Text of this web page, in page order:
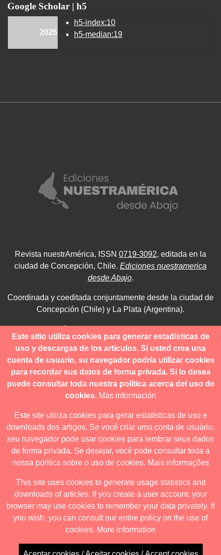
Google Scholar | h5
2025
h5-index:10
h5-median:19
Revista nuestrAmérica, ISSN 0719-3092, editada en la
ciudad de Concepción, Chile. Ediciones nuestramerica
desde Abajo.
Coordinada y coeditada conjuntamente desde la ciudad de
Concepción (Chile) y La Plata (Argentina).
contacto@revistanuestramerica.cl
Toda comunicación respecto a los envíos se deben realizar
a través del OJS.
Revista nuestrAmérica publica exclusivamente bajo una
licencia internacional
Creative Commons Atribución-
NoComercial-CompartirIgual 4.0 .
Revista nuestrAmérica ha acordado usar el visor de JATS Studio
para publicar a partir de abril de 2026. Para obtener los formatos
descargables ingrese al visor.
Este sitio utiliza cookies para generar estadísticas de
uso y descargas de los artículos. Si usted crea una
cuenta de usuario, su navegador podría utilizar cookies
para recordar sus datos de forma privada. Si lo desea
puede consultar toda nuestra política acerca del uso de
cookies. Más información
Este site utiliza cookies para gerar estatísticas de uso e
downloads dos artigos. Se você criar uma conta de usuário,
seu navegador pode usar cookies para lembrar seus dados
de forma privada. Se desejar, você pode consultar toda a
nossa política sobre o uso de cookies. Mais informações
This site uses cookies to generate usage statistics and
downloads of articles. If you create a user account, your
browser may use cookies to remember your data privately. If
you wish, you can consult our entire policy on the use of
cookies. More information